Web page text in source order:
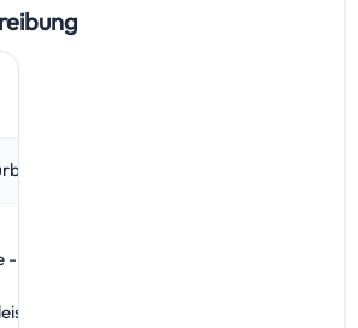
5